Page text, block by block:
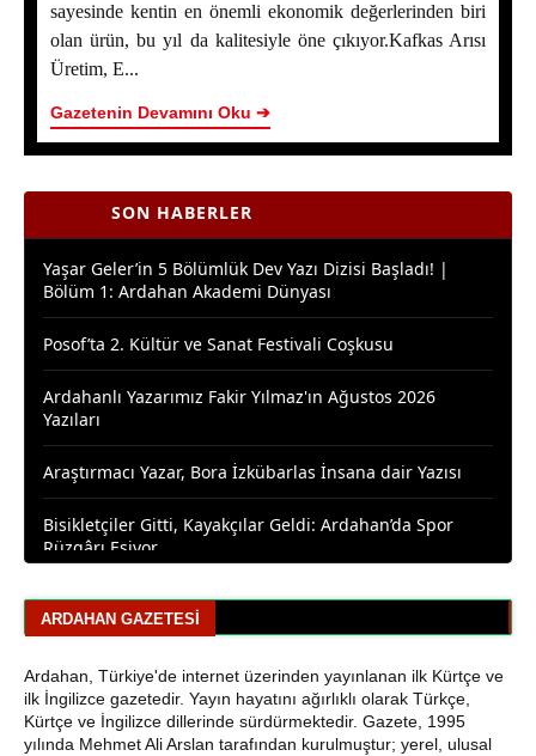
sayesinde kentin en önemli ekonomik değerlerinden biri
olan ürün, bu yıl da kalitesiyle öne çıkıyor.Kafkas Arısı
Üretim, E...
Gazetenin Devamını Oku ➔
SON HABERLER
Ardahan Çiçek Balında 2026 Sezonunun İlk Hasadı
Başladı
Yaşar Geler’in 5 Bölümlük Dev Yazı Dizisi Başladı! |
Bölüm 2 - Ardahan Kültür ve Turizm
Posof’ta 2. Kültür ve Sanat Festivali Coşkusu
Ardahanlı Yazarımız Fakir Yılmaz'ın Ağustos 2026
Araştırmacı Yazar, Bora İzkübarlas İnsana dair Yazısı
Bisikletçiler Gitti, Kayakçılar Geldi: Ardahan’da Spor
Ardahan Emniyet Müdürlüğü’nden Yeni Harf Grubu
Ardahan Belediye Başkanı Faruk Demir ve Meclis
Yaşar Geler'den Bölge Analizi: Ardahan ve Kars'ta Son
Durum
ARDAHAN GAZETESI
Ardahan, Türkiye'de internet üzerinden yayınlanan ilk Kürtçe ve
ilk İngilizce gazetedir. Yayın hayatını ağırlıklı olarak Türkçe,
Kürtçe ve İngilizce dillerinde sürdürmektedir. Gazete, 1995
yılında Mehmet Ali Arslan tarafından kurulmuştur; yerel, ulusal